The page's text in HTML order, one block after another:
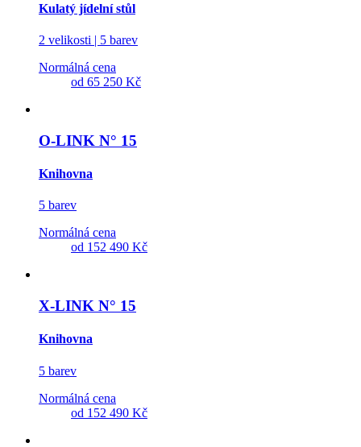
Kulatý jídelní stůl
2 velikosti | 5 barev
Normálná cena
od 65 250 Kč
O-LINK N° 15
Knihovna
5 barev
Normálná cena
od 152 490 Kč
X-LINK N° 15
Knihovna
5 barev
Normálná cena
od 152 490 Kč